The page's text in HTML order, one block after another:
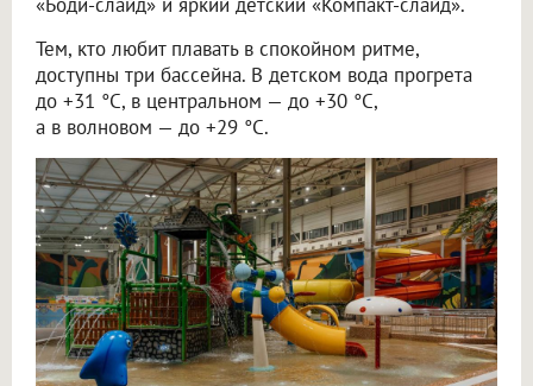
Тем, кто любит плавать в спокойном ритме,
доступны три бассейна. В детском вода прогрета
до +31 °C, в центральном — до +30 °C,
а в волновом — до +29 °C.